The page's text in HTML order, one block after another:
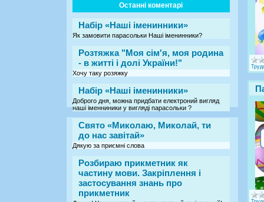
Останні коментарі
Набір «Наші іменинники»
Як замовити парасольки Наші іменинники?
Розтяжка "Моя сім'я, моя родина
- в житті і долі України!"
Хочу таку розяжку
Набір «Наші іменинники»
Доброго дня, можна придбати електроний вигляд
наші іменниники у вигляді парасольки ?
Свято «Миколаю, Миколай, ти
до нас завітай»
Дякую за приємні слова
Розбираю прикметник як
частину мови. Закріплення і
застосування знань про
прикметник